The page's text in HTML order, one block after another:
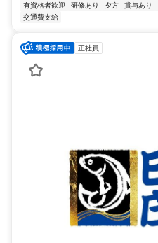
有資格者歓迎
研修あり 夕方 賞与あり
交通費支給
正社員